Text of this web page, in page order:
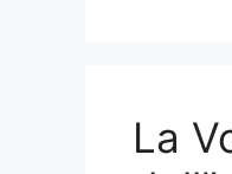
La